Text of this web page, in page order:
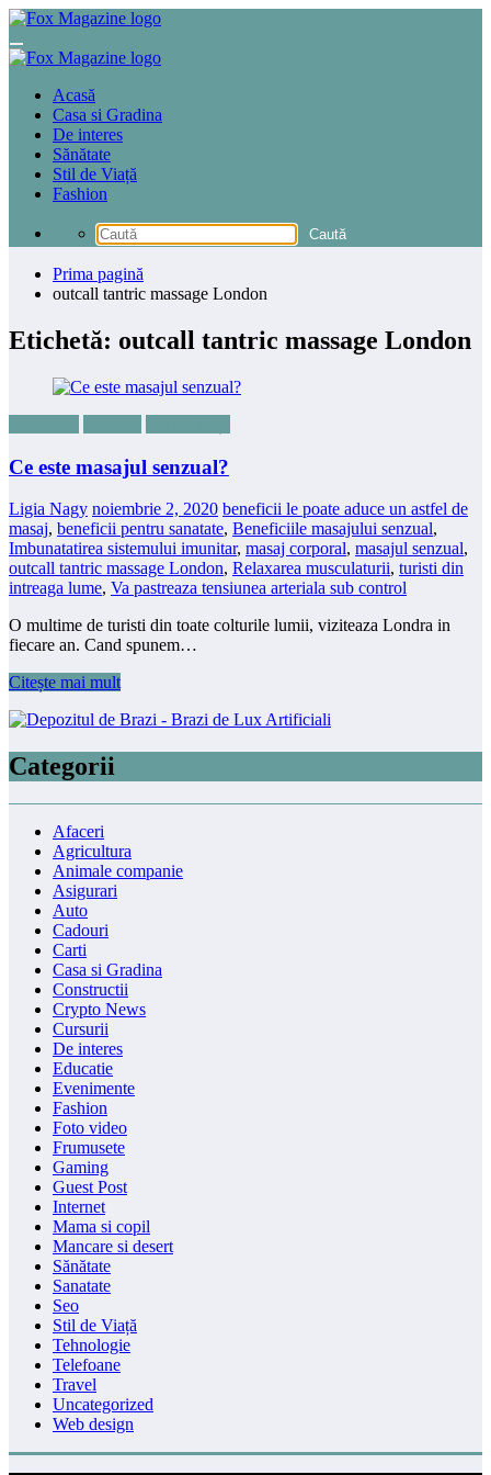
Sari
conținut
Acasă
Casa si Gradina
De interes
Sănătate
Stil de Viață
Fashion
Prima pagină
outcall tantric massage London
Etichetă: outcall tantric massage London
Ce este masajul senzual?
Ligia Nagy noiembrie 2, 2020 beneficii le poate aduce un astfel de
masaj, beneficii pentru sanatate, Beneficiile masajului senzual,
Imbunatatirea sistemului imunitar, masaj corporal, masajul senzual,
outcall tantric massage London, Relaxarea musculaturii, turisti din
intreaga lume, Va pastreaza tensiunea arteriala sub control
O multime de turisti din toate colturile lumii, viziteaza Londra in
fiecare an. Cand spunem…
Citește mai mult
Categorii
Afaceri
Agricultura
Animale companie
Asigurari
Auto
Cadouri
Carti
Casa si Gradina
Constructii
Crypto News
Cursurii
De interes
Educatie
Evenimente
Fashion
Foto video
Frumusete
Gaming
Guest Post
Internet
Mama si copil
Mancare si desert
Sănătate
Sanatate
Seo
Stil de Viață
Tehnologie
Telefoane
Travel
Uncategorized
Web design